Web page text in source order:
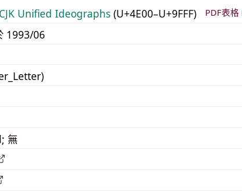
Unified Ideographs (U+4E00–U+9FFF) PDF表格
1993/06
無